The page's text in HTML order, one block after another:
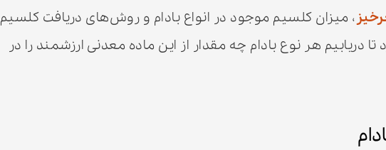
، میزان کلسیم موجود در انواع بادام و روش‌های دریافت کلسیم
تا دریابیم هر نوع بادام چه مقدار از این ماده معدنی ارزشمند را در